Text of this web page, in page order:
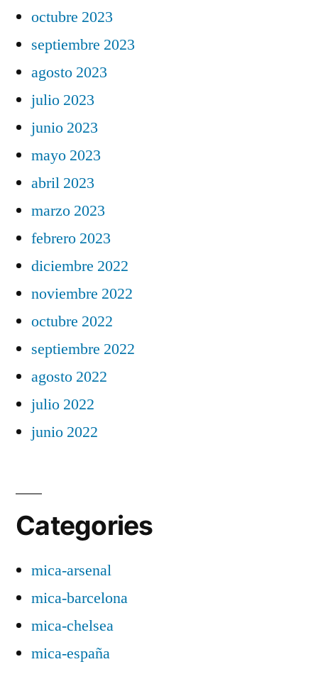
octubre 2023
septiembre 2023
agosto 2023
julio 2023
junio 2023
mayo 2023
abril 2023
marzo 2023
febrero 2023
diciembre 2022
noviembre 2022
octubre 2022
septiembre 2022
agosto 2022
julio 2022
junio 2022
Categories
mica-arsenal
mica-barcelona
mica-chelsea
mica-españa